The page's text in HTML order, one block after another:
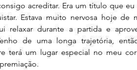
acreditar. Era um título que eu
Estava muito nervosa hoje de
relaxar durante a partida e
de uma longa trajetória,
terá um lugar especial no meu